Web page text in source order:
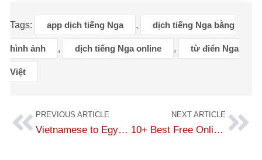
Tags: app dịch tiếng Nga , dịch tiếng Nga bằng
hình ảnh , dịch tiếng Nga online , từ điển Nga
Việt
PREVIOUS ARTICLE
Vietnamese to Egyptian Arabic Translation – Reliable and Professional
NEXT ARTICLE
10+ Best Free Online Russian To Vietnamese Translation Apps